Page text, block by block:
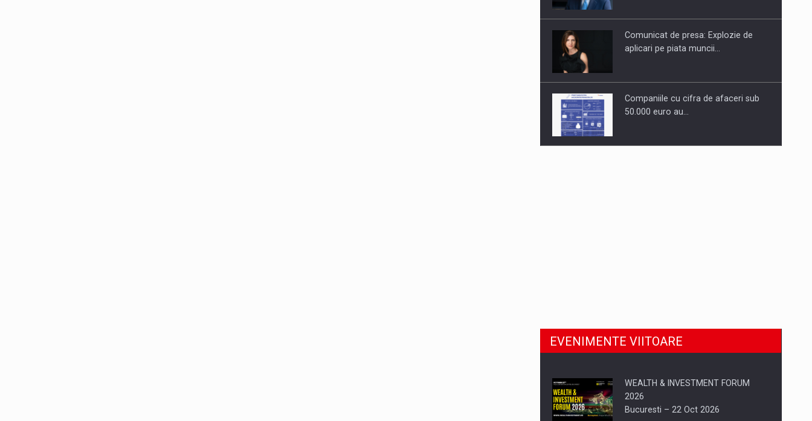
Comunicat de presa: Explozie de
aplicari pe piata muncii…
Companiile cu cifra de afaceri sub
50.000 euro au…
EVENIMENTE VIITOARE
WEALTH & INVESTMENT FORUM
2026
Bucuresti – 22 Oct 2026